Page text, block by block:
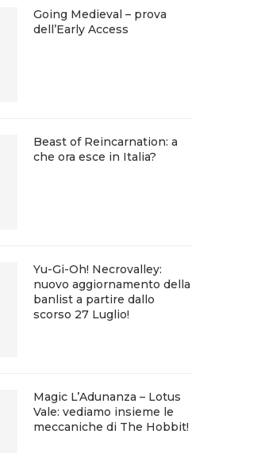
Going Medieval – prova
dell’Early Access
Beast of Reincarnation: a
che ora esce in Italia?
Yu-Gi-Oh! Necrovalley:
nuovo aggiornamento della
banlist a partire dallo
scorso 27 Luglio!
Magic L’Adunanza – Lotus
Vale: vediamo insieme le
meccaniche di The Hobbit!